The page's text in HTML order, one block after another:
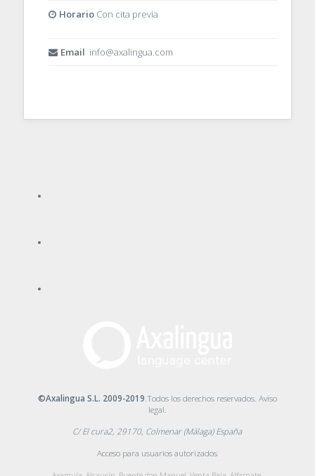
HorarioCon cita previa
Email info@axalingua.com
©Axalingua S.L. 2009-2019.Todos los derechos reservados. Aviso
legal.
C/ El cura2, 29170, Colmenar (Málaga) España
Acceso para usuarios autorizados